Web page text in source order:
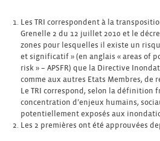
Les TRI correspondent à la
Grenelle 2 du 12 juillet 2010 et le
zones pour lesquelles il existe un
et significatif » (en anglais « areas of
risk » – APSFR) que la Directive
comme aux autres Etats Membres, de
Le TRI correspond, selon la définition
concentration d’enjeux humains,
potentiellement exposés aux
Les 2 premières ont été approuvées